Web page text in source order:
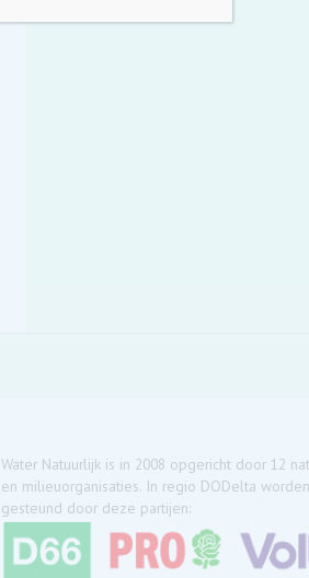
Water Natuurlijk is in 2008 opgericht door 12
en milieuorganisaties. In regio DODelta
gesteund door deze partijen: